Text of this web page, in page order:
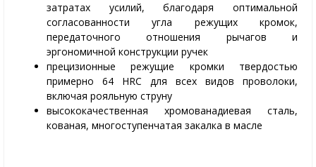
затратах усилий, благодаря оптимальной
согласованности угла режущих кромок,
передаточного отношения рычагов и
эргономичной конструкции ручек
прецизионные режущие кромки твердостью
примерно 64 HRC для всех видов проволоки,
включая рояльную струну
высококачественная хромованадиевая сталь,
кованая, многоступенчатая закалка в масле